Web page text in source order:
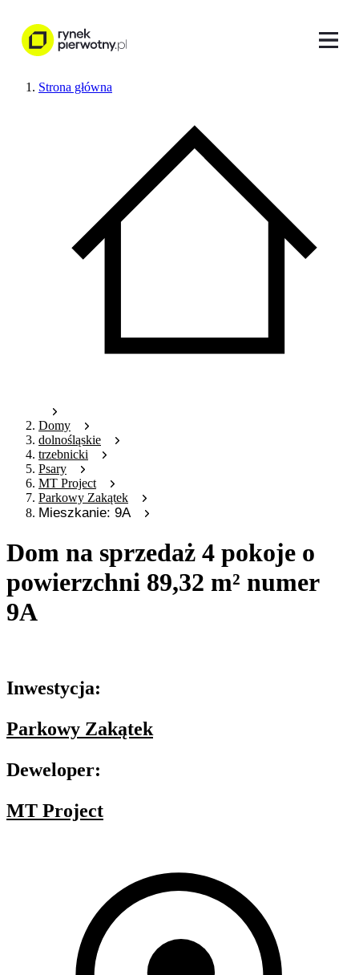
Strona główna
Domy
dolnośląskie
trzebnicki
Psary
MT Project
Parkowy Zakątek
Mieszkanie: 9A
Dom na sprzedaż 4 pokoje o
powierzchni 89,32 m² numer
9A
Inwestycja:
Parkowy Zakątek
Deweloper:
MT Project